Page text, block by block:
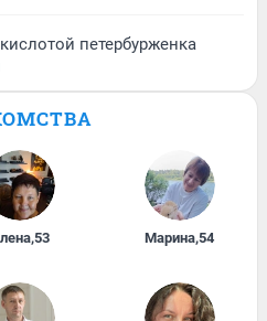
петербурженка
,53 Марина,54